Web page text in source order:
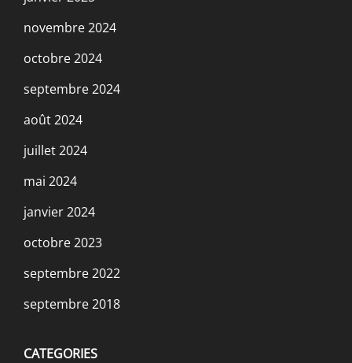
novembre 2024
octobre 2024
septembre 2024
août 2024
juillet 2024
mai 2024
janvier 2024
octobre 2023
septembre 2022
septembre 2018
CATEGORIES